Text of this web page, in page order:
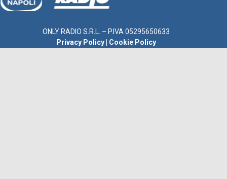
ONLY RADIO S.R.L. – P.IVA 05295650633
Privacy Policy
Cookie Policy